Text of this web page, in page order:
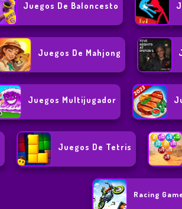
Juegos De Baloncesto
Juegos De Mahjong
Juegos Multijugador
Juegos De Tetris
Racing